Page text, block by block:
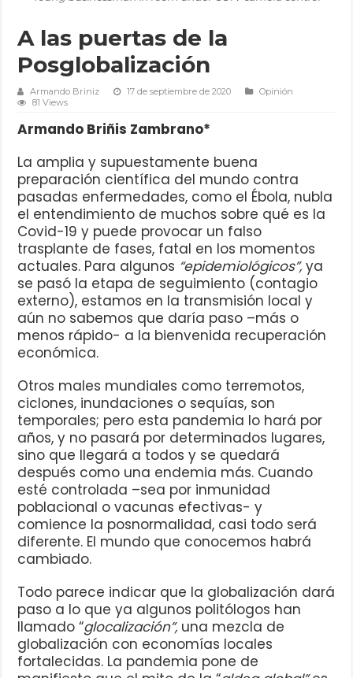
A las puertas de la
Posglobalización
Armando Briniz 17 de septiembre de 2020
Opinión
81 Views
Armando Briñis Zambrano*
La amplia y supuestamente buena
preparación científica del mundo contra
pasadas enfermedades, como el Ébola, nubla
el entendimiento de muchos sobre qué es la
Covid-19 y puede provocar un falso
trasplante de fases, fatal en los momentos
actuales. Para algunos “epidemiológicos”, ya
se pasó la etapa de seguimiento (contagio
externo), estamos en la transmisión local y
aún no sabemos que daría paso –más o
menos rápido- a la bienvenida recuperación
económica.
Otros males mundiales como terremotos,
ciclones, inundaciones o sequías, son
temporales; pero esta pandemia lo hará por
años, y no pasará por determinados lugares,
sino que llegará a todos y se quedará
después como una endemia más. Cuando
esté controlada –sea por inmunidad
poblacional o vacunas efectivas- y
comience la posnormalidad, casi todo será
diferente. El mundo que conocemos habrá
cambiado.
Todo parece indicar que la globalización dará
paso a lo que ya algunos politólogos han
llamado “glocalización”, una mezcla de
globalización con economías locales
fortalecidas. La pandemia pone de